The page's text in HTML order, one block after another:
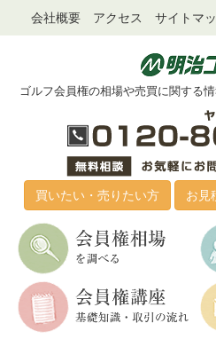
会社概要 アクセス サイトマ
ゴルフ会員権の相場や売買に関する
買いたい・売りたい方 お見